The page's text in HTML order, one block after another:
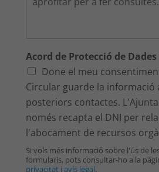
Acord de Protecció de Dades
Done el meu
Circular guarde la informació
posteriors contactes.
només recapta el DNI per
l'abocament de recursos
Si vols més informació sobre l'ús de
formularis, pots consultar-ho a la
privacitat i avís legal.